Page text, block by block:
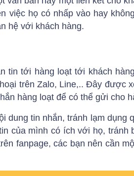
việc họ có nhấp vào hay
hệ với khách hàng.
tin tới hàng loạt tới khách
trên Zalo, Line,.. Đây được
hàng loạt để có thể gửi cho
dung tin nhắn, tránh lạm dụng
của mình có ích với họ,
fanpage, các bạn nên cần